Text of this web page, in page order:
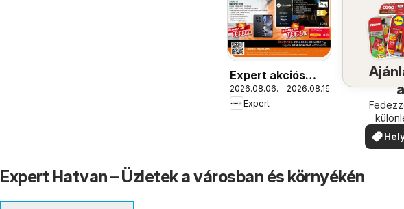
Expert akciós
újság
2026.08.06. - 2026.08.19.
Expert
a
Expert Hatvan – Üzletek a városban és környékén